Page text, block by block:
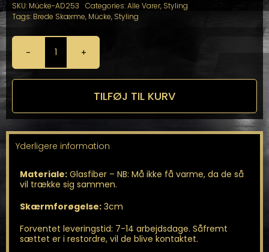
SKU: Mücke-AD253 Categories:Alle Varer, Styling
Tags: Brede Skærme, Mücke, Styling
Brede
Skærme
fra
TILFØJ TIL KURV
Yderligere information
Materiale:Glasfiber – NB: Må ikke få varme, da de så
vil trække sig sammen.
Skærmforøgelse:3cm
Forventet leveringstid: 7-14 arbejdsdage. Såfremt
sættet er i restordre, vil de blive kontaktet.